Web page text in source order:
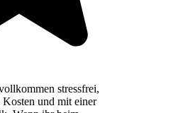
stressfrei,
Kosten und mit einer